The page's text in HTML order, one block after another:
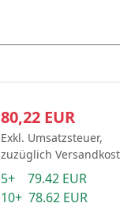
80,22 EUR
Exkl. Umsatzsteuer,
zuzüglich
5+ 79.42 EUR
10+ 78.62 EUR